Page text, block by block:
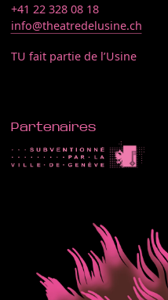
+41 22 328 08 18
info@theatredelusine.ch
TU fait partie de l’Usine
Partenaires